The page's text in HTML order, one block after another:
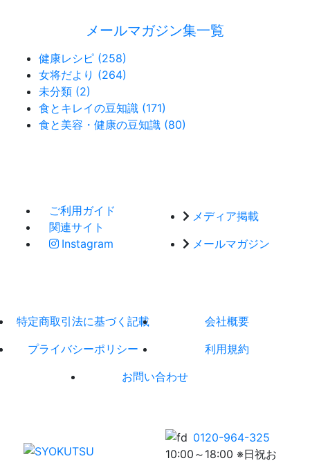
メールマガジン集一覧
健康レシピ (258)
女将だより (264)
未分類 (2)
食とキレイの豆知識 (171)
食と美容・健康の豆知識 (80)
ご利用ガイド
関連サイト
Instagram
メディア掲載
メールマガジン
特定商取引法に基づく記載
会社概要
プライバシーポリシー
利用規約
お問い合わせ
0120-964-325
10:00～18:00 ※日祝お